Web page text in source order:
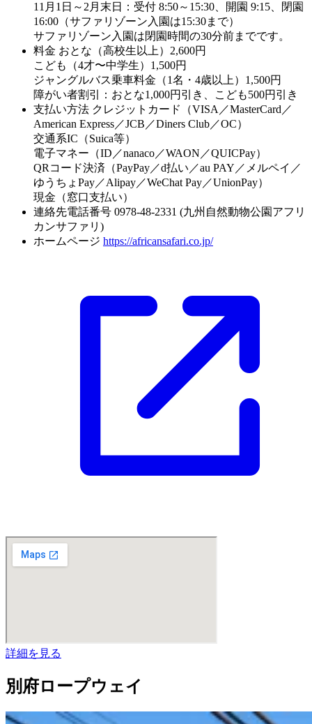
11月1日～2月末日：受付 8:50～15:30、開園 9:15、閉園
16:00（サファリゾーン入園は15:30まで）
サファリゾーン入園は閉園時間の30分前までです。
料金 おとな（高校生以上）2,600円
こども（4才〜中学生）1,500円
ジャングルバス乗車料金（1名・4歳以上）1,500円
障がい者割引：おとな1,000円引き、こども500円引き
支払い方法 クレジットカード（VISA／MasterCard／
American Express／JCB／Diners Club／OC）
交通系IC（Suica等）
電子マネー（ID／nanaco／WAON／QUICPay）
QRコード決済（PayPay／d払い／au PAY／メルペイ／
ゆうちょPay／Alipay／WeChat Pay／UnionPay）
現金（窓口支払い）
連絡先電話番号 0978-48-2331 (九州自然動物公園アフリ
カンサファリ)
ホームページ https://africansafari.co.jp/
詳細を見る
別府ロープウェイ